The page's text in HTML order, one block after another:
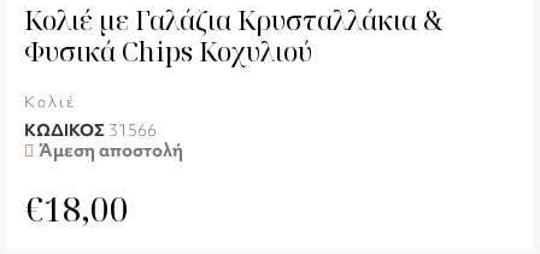
Κολιέ με Γαλάζια Κρυσταλλάκια &
Φυσικά Chips Κοχυλιού
Κολιέ
ΚΩΔΙΚΟΣ 31566
Άμεση αποστολή
€18,00